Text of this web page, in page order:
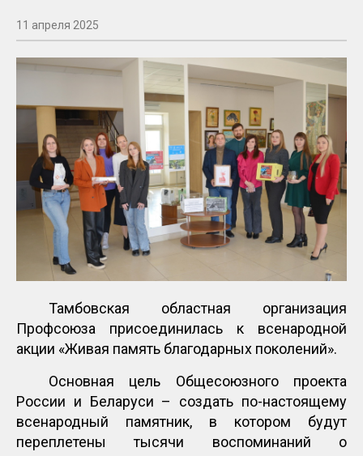
11 апреля 2025
Тамбовская областная организация
Профсоюза присоединилась к всенародной
акции «Живая память благодарных поколений».
Основная цель Общесоюзного проекта
России и Беларуси – создать по-настоящему
всенародный памятник, в котором будут
переплетены тысячи воспоминаний о